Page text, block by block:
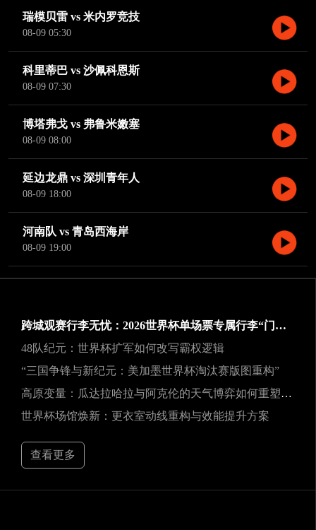
瑞模贝雷 vs 米内罗竞技
08-09 05:30
科里蒂巴 vs 沙佩科恩斯
08-09 07:30
博塔弗戈 vs 弗鲁米嫩塞
08-09 08:00
延边龙鼎 vs 深圳青年人
08-09 18:00
河南队 vs 青岛西海岸
08-09 19:00
跨城观赛行李无忧：2026世界杯单场票专属行李“门到门”跨城速达方案
48队纪元：世界杯扩军如何改写霸权逻辑
“三国争锋与新纪元：美加墨世界杯淘汰赛版图重构”
高原变量：瓜达拉哈拉与阿克伦的天气博弈如何重塑2026世界杯战术逻辑
世界杯场馆焕新：更衣室动线重构与效能提升方案
查看更多